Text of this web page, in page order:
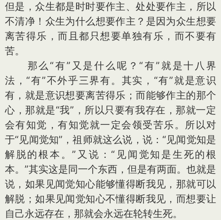
但是，众生都是时时要作主、处处要作主，所以
不清净！众生为什么想要作主？是因为众生想要
离苦得乐，而且都只想要单独有乐，而不要有
苦。
那么“有”又是什么呢？“有”就是十八界
法，“有”不外乎三界有。其实，“有”就是意识
有，就是意识想要离苦得乐；而能够作主的那个
心，那就是“我”，所以只要有我存在，那就一定
会有知觉，有知觉就一定会领受苦乐。所以对
于“见闻觉知”，祖师就这么说，说：“见闻觉知是
解脱的根本。”又说：“见闻觉知是生死的根
本。”其实这是同一个东西，但是有两面。也就是
说，如果见闻觉知心能够懂得断我见，那就可以
解脱；如果见闻觉知心不懂得断我见，而想要让
自己永远存在，那就会永远在轮转生死。